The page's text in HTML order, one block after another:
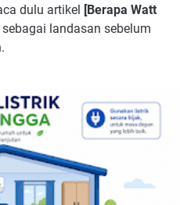
dulu artikel [Berapa Watt
sebagai landasan sebelum